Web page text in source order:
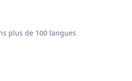
plus de 100 langues